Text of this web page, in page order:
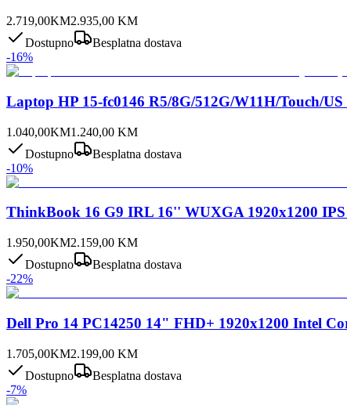
2.719,00KM2.935,00 KM
Dostupno
Besplatna dostava
-16%
Laptop HP 15-fc0146 R5/8G/512G/W11H/Touch/
1.040,00KM1.240,00 KM
Dostupno
Besplatna dostava
-10%
ThinkBook 16 G9 IRL 16'' WUXGA 1920x1200
1.950,00KM2.159,00 KM
Dostupno
Besplatna dostava
-22%
Dell Pro 14 PC14250 14" FHD+ 1920x1200 Intel
1.705,00KM2.199,00 KM
Dostupno
Besplatna dostava
-7%